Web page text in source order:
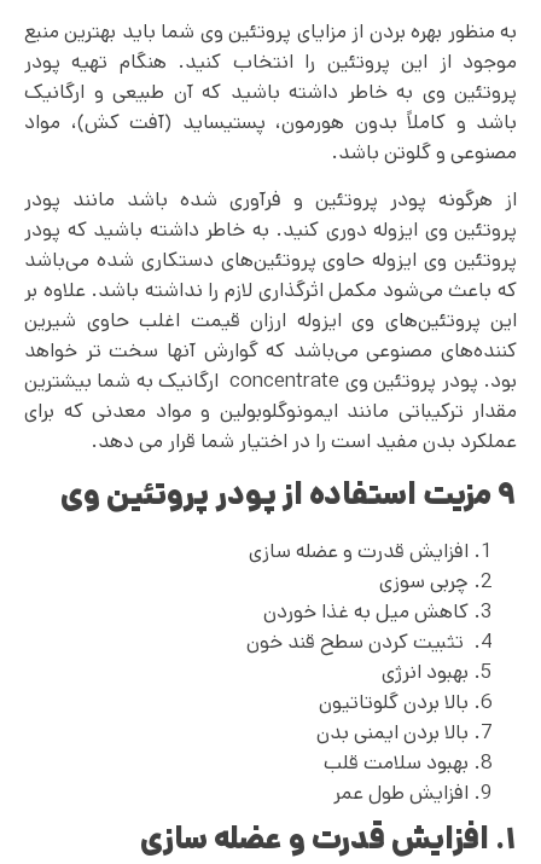
به منظور بهره بردن از مزایای پروتئین وی شما باید بهترین منبع
موجود از این پروتئین را انتخاب کنید. هنگام تهیه پودر
پروتئین وی به خاطر داشته باشید که آن طبیعی و ارگانیک
باشد و کاملاً بدون هورمون، پستیساید (آفت کش)، مواد
مصنوعی و گلوتن باشد.
از هرگونه پودر پروتئین و فرآوری شده باشد مانند پودر
پروتئین وی ایزوله دوری کنید. به خاطر داشته باشید که پودر
پروتئین وی ایزوله حاوی پروتئین‌های دستکاری شده می‌باشد
که باعث می‌شود مکمل اثرگذاری لازم را نداشته باشد. علاوه بر
این پروتئین‌های وی ایزوله ارزان قیمت اغلب حاوی شیرین
کننده‌های مصنوعی می‌باشد که گوارش آنها سخت تر خواهد
بود. پودر پروتئین وی concentrate ارگانیک به شما بیشترین
مقدار ترکیباتی مانند ایمونوگلوبولین و مواد معدنی که برای
عملکرد بدن مفید است را در اختیار شما قرار می ‌دهد.
۹ مزیت استفاده از پودر پروتئین وی
افزایش قدرت و عضله سازی
چربی سوزی
کاهش میل به غذا خوردن
تثبیت کردن سطح قند خون
بهبود انرژی
بالا بردن گلوتاتیون
بالا بردن ایمنی بدن
بهبود سلامت قلب
افزایش طول عمر
۱. افزایش قدرت و عضله سازی